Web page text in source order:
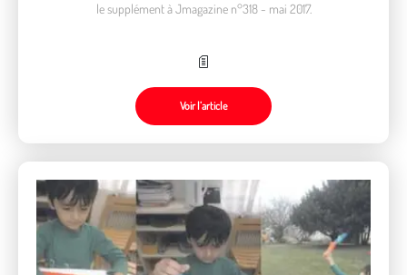
le supplément à Jmagazine n°318 - mai 2017.
Voir l’article